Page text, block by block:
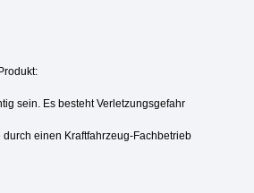
sein. Es besteht Verletzungsgefahr
einen Kraftfahrzeug-Fachbetrieb